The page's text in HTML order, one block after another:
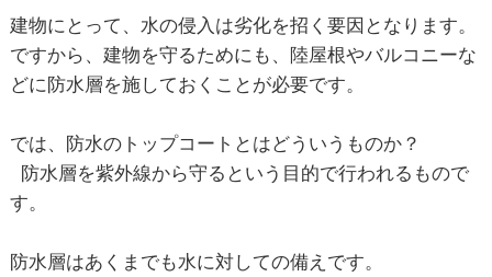
建物にとって、水の侵入は劣化を招く要因となります。
ですから、建物を守るためにも、陸屋根やバルコニーな
どに防水層を施しておくことが必要です。
では、防水のトップコートとはどういうものか？
防水層を紫外線から守るという目的で行われるもので
す。
防水層はあくまでも水に対しての備えです。